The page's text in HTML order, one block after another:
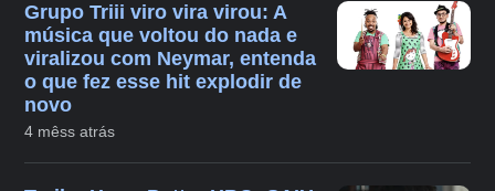
Grupo Triii viro vira virou: A
música que voltou do nada e
viralizou com Neymar, entenda
o que fez esse hit explodir de
novo
4 mêss atrás